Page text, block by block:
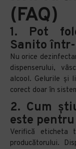
(FAQ)
1. Pot
Sanito
Nu orice
dispenserului,
alcool. Gelurile și
corect doar în
2. Cum
este
Verifică eticheta
producătorului.